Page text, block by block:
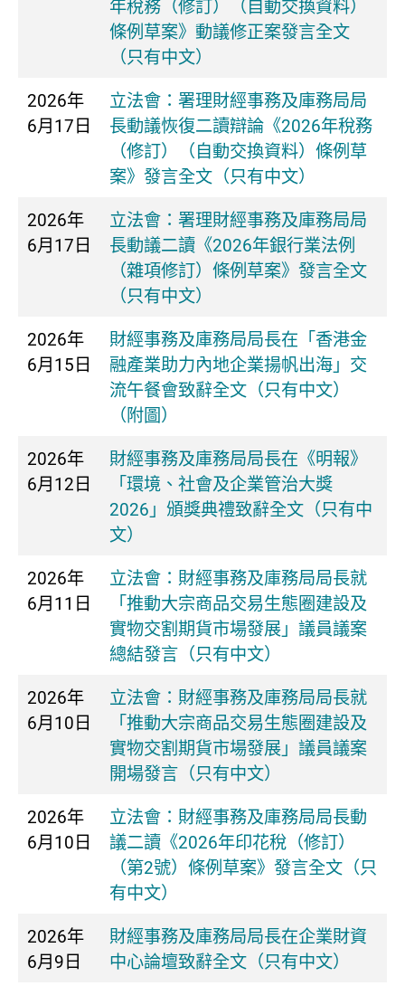
年稅務（修訂）（自動交換資料）
條例草案》動議修正案發言全文
（只有中文）
2026年
6月17日
立法會：署理財經事務及庫務局局
長動議恢復二讀辯論《2026年稅務
（修訂）（自動交換資料）條例草
案》發言全文（只有中文）
2026年
6月17日
立法會：署理財經事務及庫務局局
長動議二讀《2026年銀行業法例
（雜項修訂）條例草案》發言全文
（只有中文）
2026年
6月15日
財經事務及庫務局局長在「香港金
融產業助力內地企業揚帆出海」交
流午餐會致辭全文（只有中文）
（附圖）
2026年
6月12日
財經事務及庫務局局長在《明報》
「環境、社會及企業管治大獎
2026」頒獎典禮致辭全文（只有中
文）
2026年
6月11日
​立法會：財經事務及庫務局局長就
「推動大宗商品交易生態圈建設及
實物交割期貨市場發展」議員議案
總結發言（只有中文）
2026年
6月10日
​立法會：財經事務及庫務局局長就
「推動大宗商品交易生態圈建設及
實物交割期貨市場發展」議員議案
開場發言（只有中文）
2026年
6月10日
​立法會：財經事務及庫務局局長動
議二讀《2026年印花稅（修訂）
（第2號）條例草案》發言全文（只
有中文）
2026年
6月9日
​財經事務及庫務局局長在企業財資
中心論壇致辭全文（只有中文）